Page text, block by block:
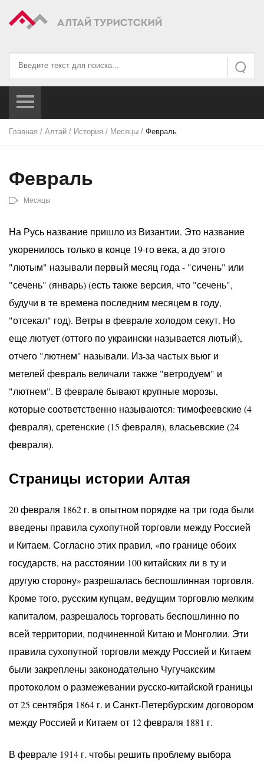
Искать
Искать...
Главная / Алтай / История / Месяцы / Февраль
Февраль
Месяцы
На Русь название пришло из Византии. Это название
укоренилось только в конце 19-го века, а до этого
"лютым" называли первый месяц года - "сичень" или
"сечень" (январь) (есть также версия, что "сечень",
будучи в те времена последним месяцем в году,
"отсекал" год). Ветры в феврале холодом секут. Но
еще лютует (оттого по украински называется лютый),
отчего "лютнем" называли. Из-за частых вьюг и
метелей февраль величали также "ветродуем" и
"лютнем". В феврале бывают крупные морозы,
которые соответственно называются: тимофеевские (4
февраля), сретенские (15 февраля), власьевские (24
февраля).
Страницы истории Алтая
20 февраля 1862 г. в опытном порядке на три года были
введены правила сухопутной торговли между Россией
и Китаем. Согласно этих правил, «по границе обоих
государств, на расстоянии 100 китайских ли в ту и
другую сторону» разрешалась беспошлинная торговля.
Кроме того, русским купцам, ведущим торговлю мелким
капиталом, разрешалось торговать беспошлинно по
всей территории, подчиненной Китаю и Монголии. Эти
правила сухопутной торговли между Россией и Китаем
были закреплены законодательно Чугучакским
протоколом о размежевании русско-китайской границы
от 25 сентября 1864 г. и Санкт-Петербурским договором
между Россией и Китаем от 12 февраля 1881 г.
В феврале 1914 г. чтобы решить проблему выбора